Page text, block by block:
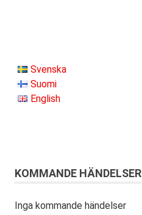
Svenska
Suomi
English
KOMMANDE HÄNDELSER
Inga kommande händelser